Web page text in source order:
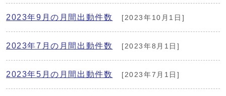
2023年9月の月間出動件数 [2023年10月1日]
2023年7月の月間出動件数 [2023年8月1日]
2023年5月の月間出動件数 [2023年7月1日]